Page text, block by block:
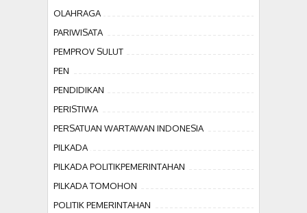
OLAHRAGA
PARIWISATA
PEMPROV SULUT
PEN
PENDIDIKAN
PERISTIWA
PERSATUAN WARTAWAN INDONESIA
PILKADA
PILKADA POLITIKPEMERINTAHAN
PILKADA TOMOHON
POLITIK PEMERINTAHAN